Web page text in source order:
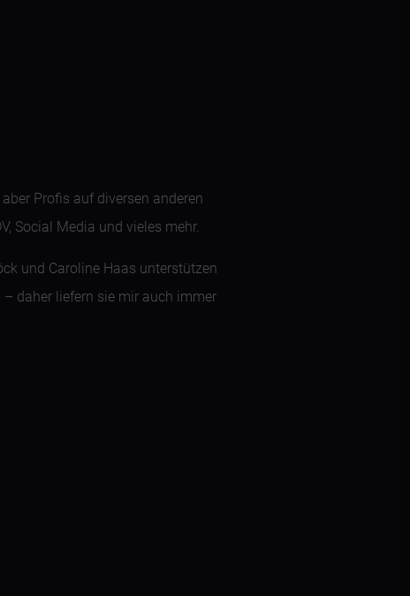
Profis auf diversen anderen
Social Media und vieles mehr.
und Caroline Haas unterstützen
daher liefern sie mir auch immer